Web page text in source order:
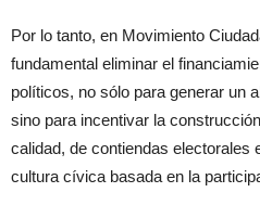
Por lo tanto, en Movimiento
fundamental eliminar el
políticos, no sólo para generar un
sino para incentivar la
calidad, de contiendas electorales
cultura cívica basada en la